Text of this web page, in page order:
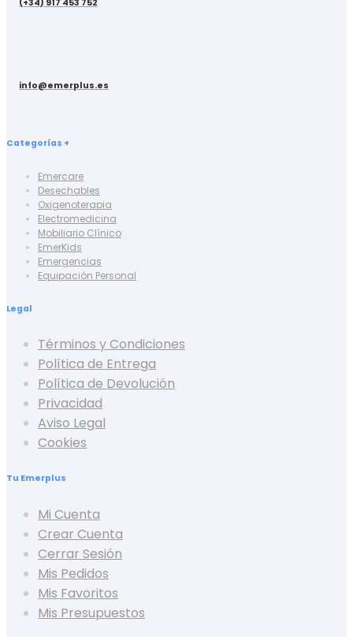
(+34) 917 453 752
info@emerplus.es
Categorías +
Emercare
Desechables
Oxigenoterapia
Electromedicina
Mobiliario Clínico
EmerKids
Emergencias
Equipación Personal
Legal
Términos y Condiciones
Política de Entrega
Política de Devolución
Privacidad
Aviso Legal
Cookies
Tu Emerplus
Mi Cuenta
Crear Cuenta
Cerrar Sesión
Mis Pedidos
Mis Favoritos
Mis Presupuestos